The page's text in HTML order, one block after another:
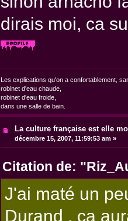
dirais moi, ca
Les explications qu'on a confortablement,
robinet d'eau chaude,
robinet d'eau froide,
dans une salle de bain.
La culture française est elle
décembre 15, 2007, 11:59:53 am »
Citation de:
J'ai maté un
Durand , ça